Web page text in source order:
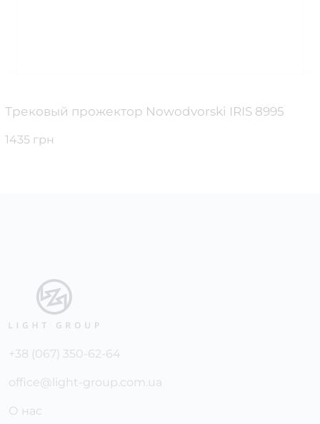
Трековый прожектор Nowodvorski IRIS 8995
1435 грн
+38 (067) 350-62-64
office@light-group.com.ua
О нас